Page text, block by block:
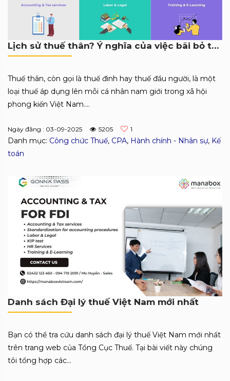
Lịch sử thuế thân? Ý nghĩa của việc bãi bỏ thuế thân?
Thuế thân, còn gọi là thuế đinh hay thuế đầu người, là một
loại thuế áp dụng lên mỗi cá nhân nam giới trong xã hội
phong kiến Việt Nam....
Ngày đăng : 03-09-2025 5205 1
Danh mục: Công chức Thuế, CPA, Hành chính - Nhân sự, Kế
toán
Danh sách Đại lý thuế Việt Nam mới nhất
Bạn có thể tra cứu danh sách đại lý thuế Việt Nam mới nhất
trên trang web của Tổng Cục Thuế. Tại bài viết này chúng
tôi tổng hợp các...